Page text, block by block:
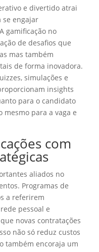
e divertido atrai
se engajar
gamificação no
de desafios que
mas também
de forma inovadora.
simulações e
insights
para o candidato
mesmo para a vaga e
com
aliados no
Programas de
a referirem
pessoal e
novas contratações
não só reduz custos
também encoraja um